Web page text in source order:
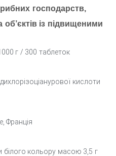
господарств,
із підвищеними
г / 300 таблеток
кислоти
Франція
білого кольору масою 3,5 г